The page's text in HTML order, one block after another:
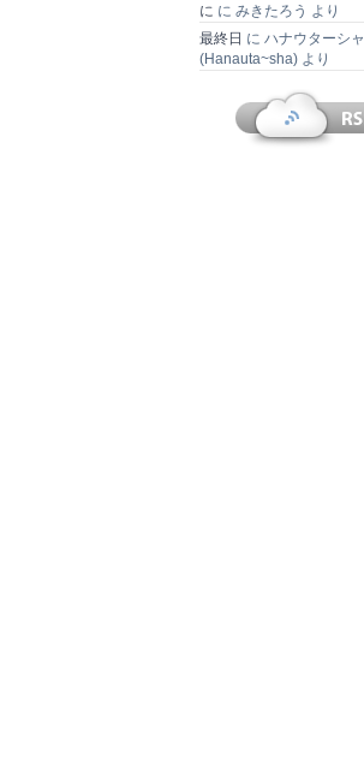
に に みきたろう より
最終日 に ハナウターシャ
(Hanauta~sha) より